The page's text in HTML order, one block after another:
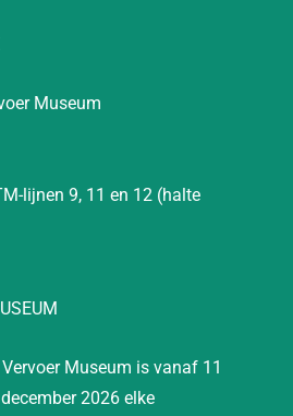
Museum
lijnen 9, 11 en 12 (halte
Museum is vanaf 11
2026 elke